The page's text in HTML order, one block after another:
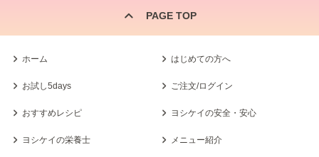
PAGE TOP
ホーム はじめての方へ
お試し5days ご注文/ログイン
おすすめレシピ ヨシケイの安全・安心
ヨシケイの栄養士 メニュー紹介